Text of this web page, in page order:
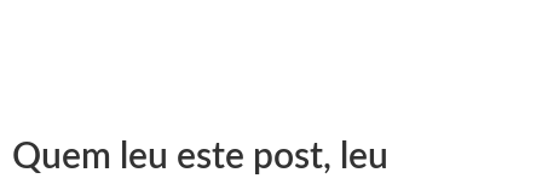
Quem leu este post, leu